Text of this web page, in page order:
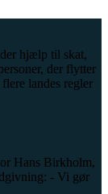
hjælp til skat,
der flytter
landes regler
Hans Birkholm,
- Vi gør